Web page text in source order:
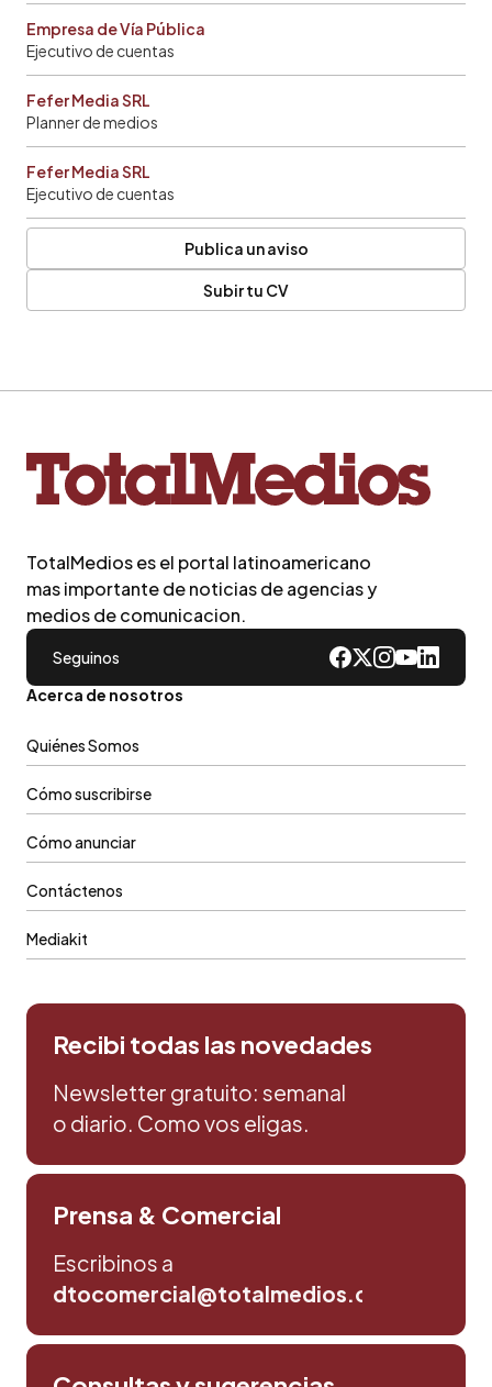
Empresa de Vía Pública
Ejecutivo de cuentas
Fefer Media SRL
Planner de medios
Fefer Media SRL
Ejecutivo de cuentas
Publica un aviso
Subir tu CV
TotalMedios es el portal latinoamericano
mas importante de noticias de agencias y
medios de comunicacion.
Seguinos
Acerca de nosotros
Quiénes Somos
Cómo suscribirse
Cómo anunciar
Contáctenos
Mediakit
Recibi todas las novedades
Newsletter gratuito: semanal
o diario. Como vos eligas.
Prensa & Comercial
Escribinos a
dtocomercial@totalmedios.com